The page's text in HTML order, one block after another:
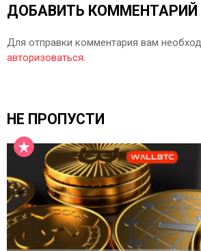
ДОБАВИТЬ КОММЕНТАРИЙ
Для отправки комментария вам
авторизоваться.
НЕ ПРОПУСТИ